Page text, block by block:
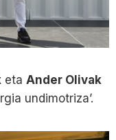
eta Ander Olivak
undimotriza’.